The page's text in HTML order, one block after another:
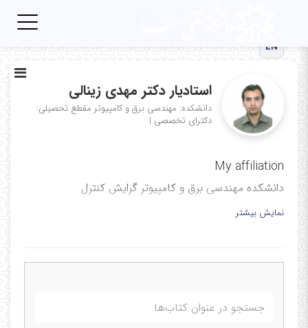
EN
استادیار دکتر مهدی زینالی
دانشکده: مهندسی برق و کامپیوتر مقطع تحصیلی:
دکترای تخصصی |
My affiliation
دانشکده مهندسی برق و کامپیوتر گرایش کنترل
دانشگاه صنعتی سهند تبریز
نمایش بیشتر